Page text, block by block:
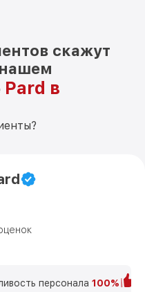
скажут
Pard в
персонала 100%